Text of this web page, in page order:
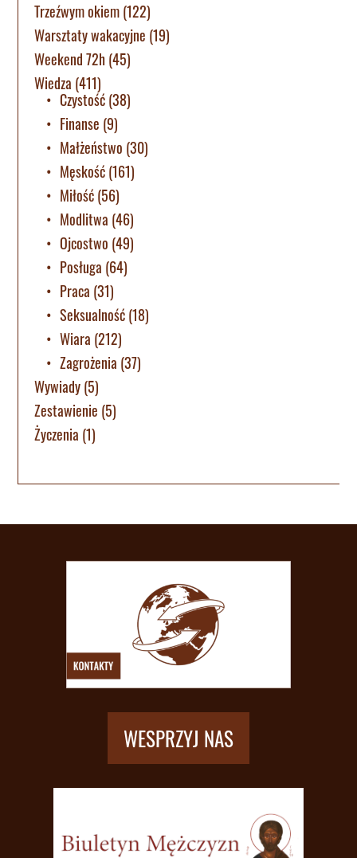
Trzeźwym okiem(122)
Warsztaty wakacyjne (19)
Weekend 72h(45)
Wiedza (411)
Czystość(38)
Finanse (9)
Małżeństwo (30)
Męskość(161)
Miłość(56)
Modlitwa (46)
Ojcostwo (49)
Posługa (64)
Praca (31)
Seksualność(18)
Wiara (212)
Zagrożenia (37)
Wywiady(5)
Zestawienie (5)
Życzenia (1)
WESPRZYJ NAS